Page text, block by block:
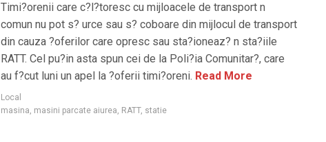
Timi?orenii care c?l?toresc cu mijloacele de transport n
comun nu pot s? urce sau s? coboare din mijlocul de transport
din cauza ?oferilor care opresc sau sta?ioneaz? n sta?iile
RATT. Cel pu?in asta spun cei de la Poli?ia Comunitar?, care
au f?cut luni un apel la ?oferii timi?oreni. Read More
Local
masina, masini parcate aiurea, RATT, statie